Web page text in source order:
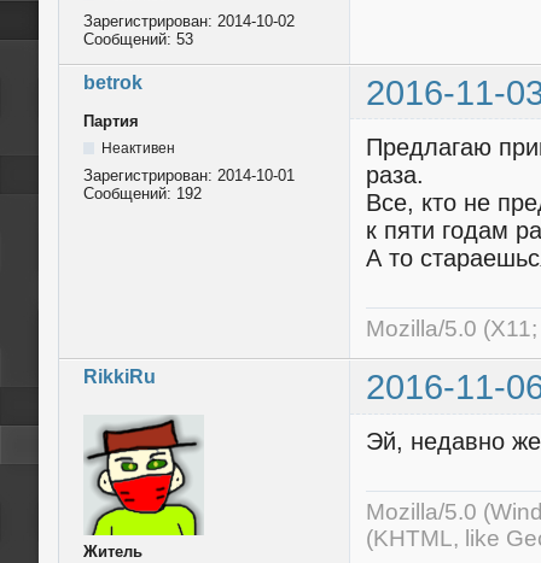
Зарегистрирован: 2014-10-02
Сообщений: 53
betrok 2016-11-
Партия
Неактивен
Зарегистрирован: 2014-10-01
Сообщений: 192
Предлагаю
раза.
Все, кто не
к пяти годам
А то
Mozilla/5.0
RikkiRu 2016-11-
Житель
Эй, недавно
Mozilla/5.0
(KHTML, like